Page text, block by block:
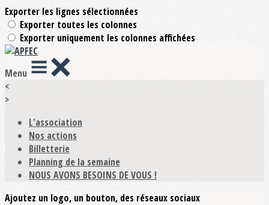
Exporter les lignes sélectionnées
Exporter toutes les colonnes
Exporter uniquement les colonnes affichées
Menu
<
>
L'association
Nos actions
Billetterie
Planning de la semaine
NOUS AVONS BESOINS DE VOUS !
Ajoutez un logo, un bouton, des réseaux sociaux